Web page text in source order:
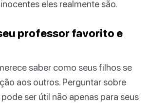
eles realmente são.
professor favorito e
saber como seus filhos se
aos outros. Perguntar sobre
ser útil não apenas para seus